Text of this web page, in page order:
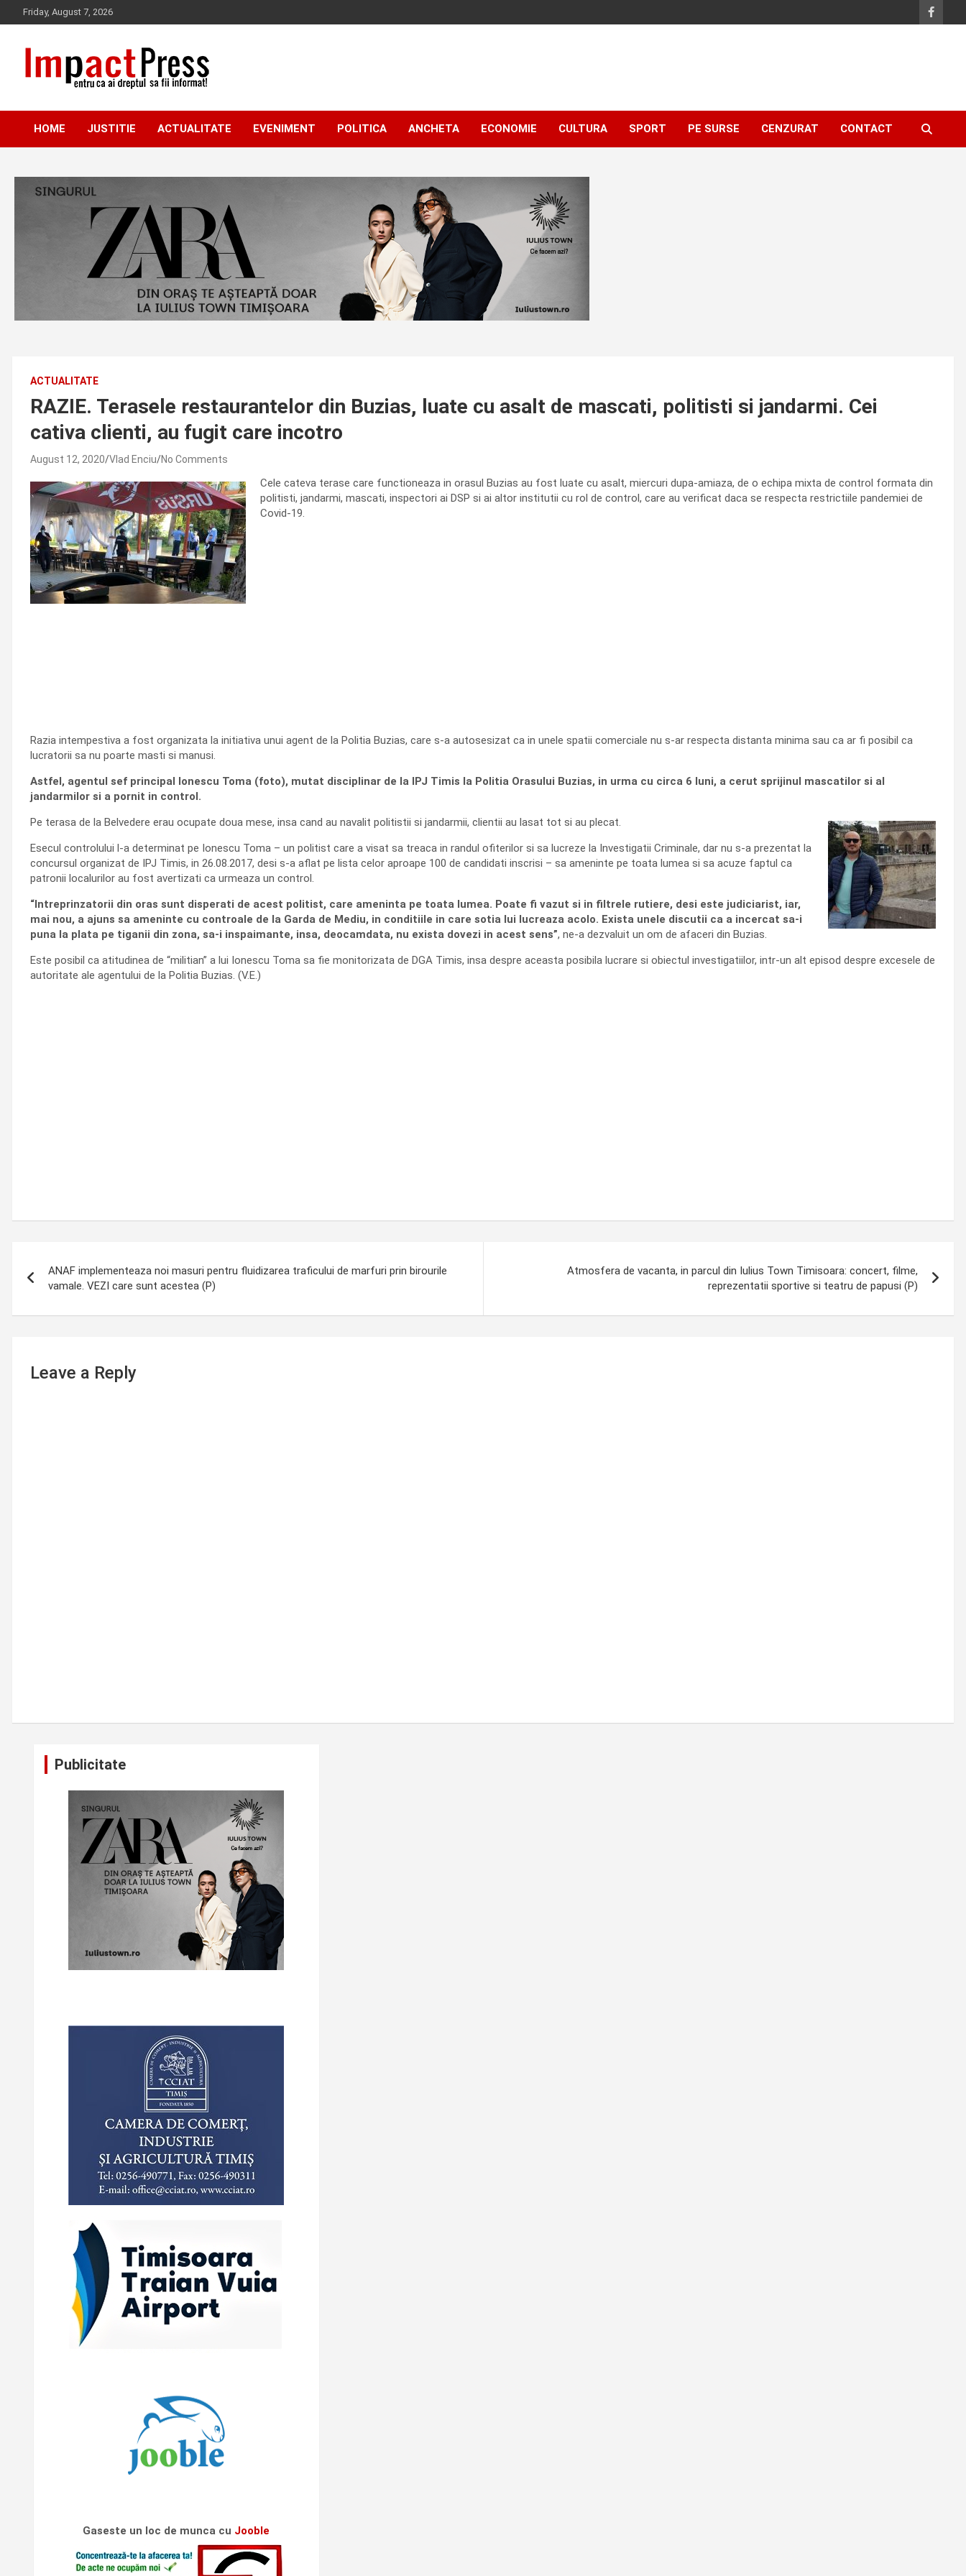
to
Friday, August 7, 2026
IMPACTPRESS
HOME JUSTITIE ACTUALITATE EVENIMENT POLITICA ANCHETA ECONOMIE CULTURA SPORT PE SURSE CENZURAT CONTACT
ACTUALITATE
RAZIE. Terasele restaurantelor din Buzias, luate cu asalt de mascati, politisti si jandarmi. Cei
cativa clienti, au fugit care incotro
August 12, 2020 Vlad Enciu No Comments
Cele cateva terase care functioneaza in orasul Buzias au fost luate cu asalt, miercuri dupa-amiaza, de o echipa mixta de control formata din
politisti, jandarmi, mascati, inspectori ai DSP si ai altor institutii cu rol de control, care au verificat daca se respecta restrictiile pandemiei de
Covid-19.
Razia intempestiva a fost organizata la initiativa unui agent de la Politia Buzias, care s-a autosesizat ca in unele spatii comerciale nu s-ar respecta distanta minima sau ca ar fi posibil ca
lucratorii sa nu poarte masti si manusi.
Astfel, agentul sef principal Ionescu Toma (foto), mutat disciplinar de la IPJ Timis la Politia Orasului Buzias, in urma cu circa 6 luni, a cerut sprijinul mascatilor si al
jandarmilor si a pornit in control.
Pe terasa de la Belvedere erau ocupate doua mese, insa cand au navalit politistii si jandarmii, clientii au lasat tot si au plecat.
Esecul controlului l-a determinat pe Ionescu Toma – un politist care a visat sa treaca in randul ofiterilor si sa lucreze la Investigatii Criminale, dar nu s-a prezentat la
concursul organizat de IPJ Timis, in 26.08.2017, desi s-a aflat pe lista celor aproape 100 de candidati inscrisi – sa ameninte pe toata lumea si sa acuze faptul ca
patronii localurilor au fost avertizati ca urmeaza un control.
“Intreprinzatorii din oras sunt disperati de acest politist, care ameninta pe toata lumea. Poate fi vazut si in filtrele rutiere, desi este judiciarist, iar,
mai nou, a ajuns sa ameninte cu controale de la Garda de Mediu, in conditiile in care sotia lui lucreaza acolo. Exista unele discutii ca a incercat sa-i
puna la plata pe tiganii din zona, sa-i inspaimante, insa, deocamdata, nu exista dovezi in acest sens”, ne-a dezvaluit un om de afaceri din Buzias.
Este posibil ca atitudinea de “militian” a lui Ionescu Toma sa fie monitorizata de DGA Timis, insa despre aceasta posibila lucrare si obiectul investigatiilor, intr-un alt episod despre excesele de
autoritate ale agentului de la Politia Buzias. (V.E.)
navigation
ANAF implementeaza noi masuri pentru fluidizarea traficului de marfuri prin birourile
vamale. VEZI care sunt acestea (P)
Atmosfera de vacanta, in parcul din Iulius Town Timisoara: concert, filme,
reprezentatii sportive si teatru de papusi (P)
Leave a Reply
Publicitate
Gaseste un loc de munca cu Jooble